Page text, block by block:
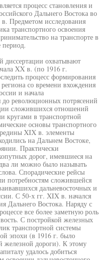
процесс становления и
Дальнего Востока во
Предметом исследования
транспортного освоения
на транспорте в
период.
диссертации охватывают
XX в. (по 1916 г.
процесс формирования
со времени вхождения
и начала
до революционных потрясений
сложившихся отношений
кругами в транспортной
основы транспортного
XIX в. элементы
на Дальнем Востоке,
Практически
дорог, имевшиеся на
ли можно было называть
Спорадические рейсы
потребностям сложившейся
дальневосточных и
С 50-х гг. XIX в. начался
Дальнего Востока. Наряду с
все более заметную роль
С постройкой железных
транспортной системы
эпохи (в 1916 г. было
железной дороги). К этому
удалось добиться